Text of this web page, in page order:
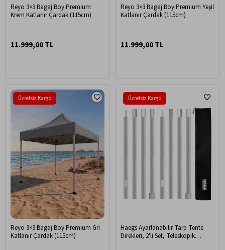
Reyo 3×3 Bagaj Boy Premium
Krem Katlanır Çardak (115cm)
11.999,00 TL
Reyo 3×3 Bagaj Boy Premium Yeşil
Katlanır Çardak (115cm)
11.999,00 TL
Reyo 3×3 Bagaj Boy Premium Gri
Katlanır Çardak (115cm)
Ücretsiz Kargo
Haegs Ayarlanabilir Tarp Tente
Direkleri, 2'li Set, Teleskopik
Ücretsiz Kargo